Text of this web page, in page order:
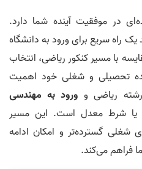
در موفقیت آینده شما دارد.
یک راه سریع برای ورود به دانشگاه
با مسیر کنکور ریاضی، انتخاب
تحصیلی و شغلی خود اهمیت
ریاضی و ورود به مهندسی
یا شرط معدل است. این مسیر
شغلی گسترده‌تر و امکان ادامه
فراهم می‌کند.